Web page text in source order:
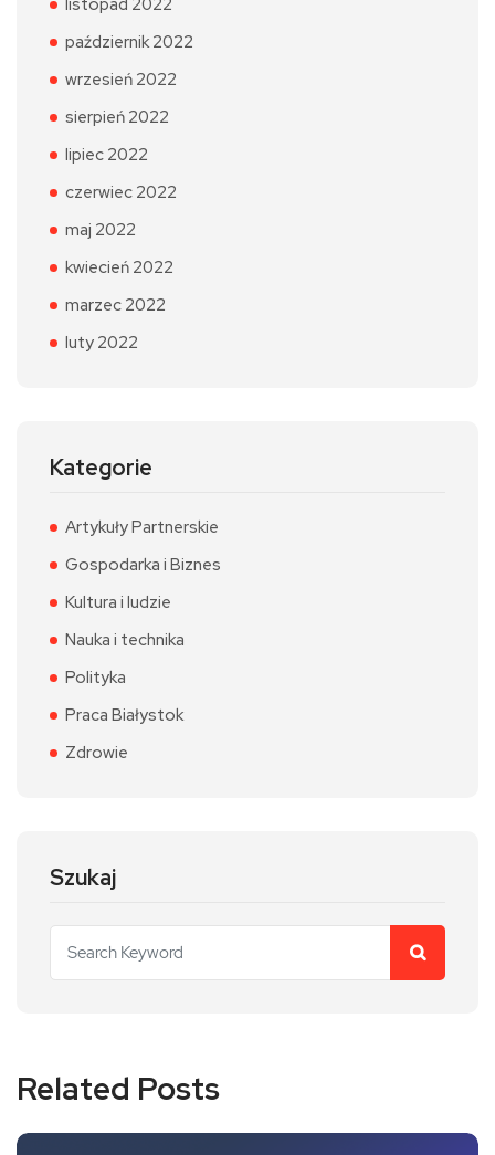
październik 2022
wrzesień 2022
sierpień 2022
lipiec 2022
czerwiec 2022
maj 2022
kwiecień 2022
marzec 2022
luty 2022
Kategorie
Artykuły Partnerskie
Gospodarka i Biznes
Kultura i ludzie
Nauka i technika
Polityka
Praca Białystok
Zdrowie
Szukaj
Related Posts